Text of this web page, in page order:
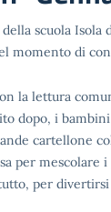
scuola Isola
momento di
la lettura
dopo, i
cartellone
per mescolare
per